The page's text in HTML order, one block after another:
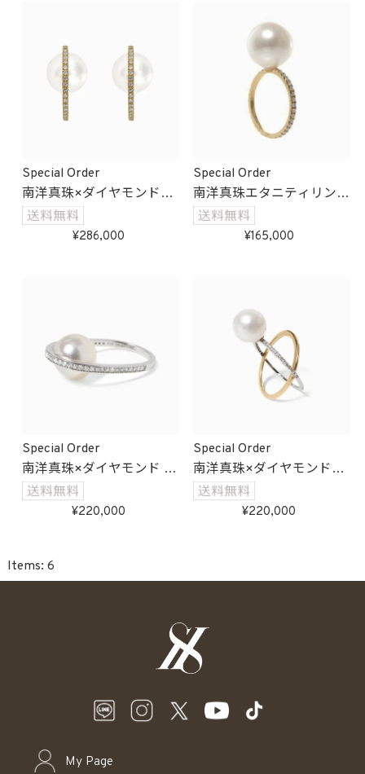
Special Order
南洋真珠×ダイヤモンドイ
ンパールピアス
受注生産 286,000
Special Order
南洋真珠エタニティリング
受注生産
165,000
Special Order
南洋真珠×ダイヤモンド イ
ンパールリング
受注生産 220,000
Special Order
南洋真珠×ダイヤモンド
クロスリング
受注生産 220,000
6
My Page